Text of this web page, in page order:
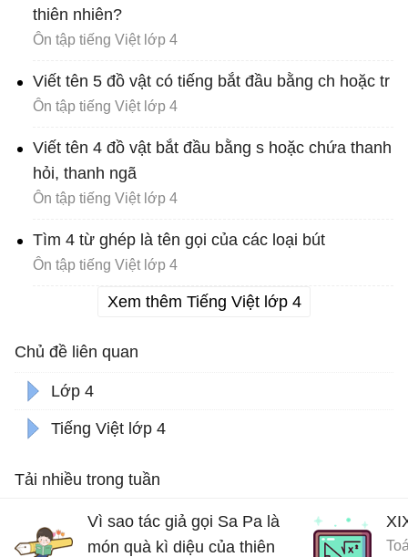
thiên nhiên?
Ôn tập tiếng Việt lớp 4
Viết tên 5 đồ vật có tiếng bắt đầu bằng ch hoặc tr
Ôn tập tiếng Việt lớp 4
Viết tên 4 đồ vật bắt đầu bằng s hoặc chứa thanh
hỏi, thanh ngã
Ôn tập tiếng Việt lớp 4
Tìm 4 từ ghép là tên gọi của các loại bút
Ôn tập tiếng Việt lớp 4
Xem thêm Tiếng Việt lớp 4
Chủ đề liên quan
Lớp 4
Tiếng Việt lớp 4
Tải nhiều trong tuần
Vì sao tác giả gọi Sa Pa là
món quà kì diệu của thiên